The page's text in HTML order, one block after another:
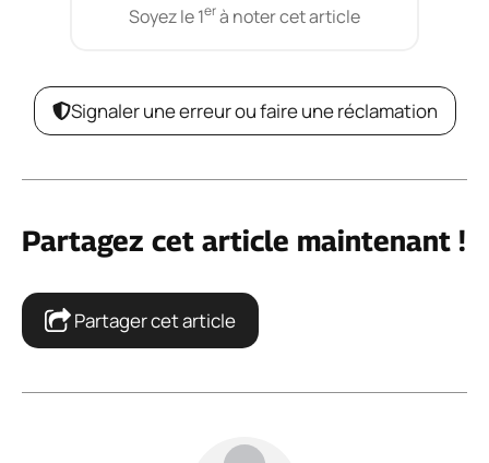
Soyez le 1erà noter cet article
Signaler une erreur ou faire une réclamation
Partagez cet article maintenant !
Partager cet article